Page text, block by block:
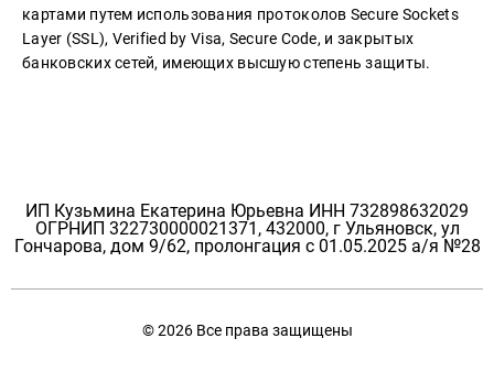
картами путем использования протоколов Secure Sockets
Layer (SSL), Verified by Visa, Secure Code, и закрытых
банковских сетей, имеющих высшую степень защиты.
ИП Кузьмина Екатерина Юрьевна ИНН 732898632029
ОГРНИП 322730000021371, 432000, г Ульяновск, ул
Гончарова, дом 9/62, пролонгация с 01.05.2025 а/я №28
© 2026 Все права защищены